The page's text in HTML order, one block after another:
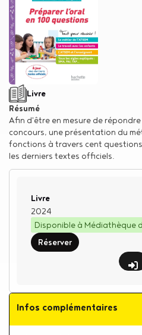
Type de support matériel
Livre
Résumé
Afin d'être en mesure de
concours, une présentation du
fonctions à travers cent
les derniers textes officiels.
Type de support matériel
Livre
2024
Disponible à Médiathèque
Réserver
Infos complémentaires